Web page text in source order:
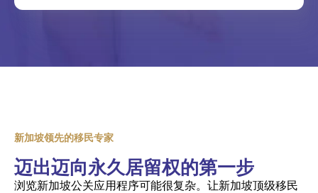
新加坡领先的移民专家
迈出迈向永久居留权的第一步
浏览新加坡公关应用程序可能很复杂。让新加坡顶级移民